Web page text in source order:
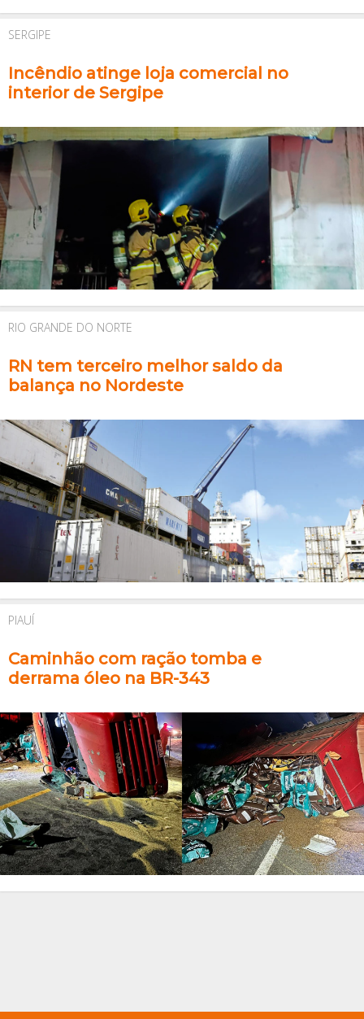
SERGIPE
Incêndio atinge loja comercial no
interior de Sergipe
RIO GRANDE DO NORTE
RN tem terceiro melhor saldo da
balança no Nordeste
PIAUÍ
Caminhão com ração tomba e
derrama óleo na BR-343